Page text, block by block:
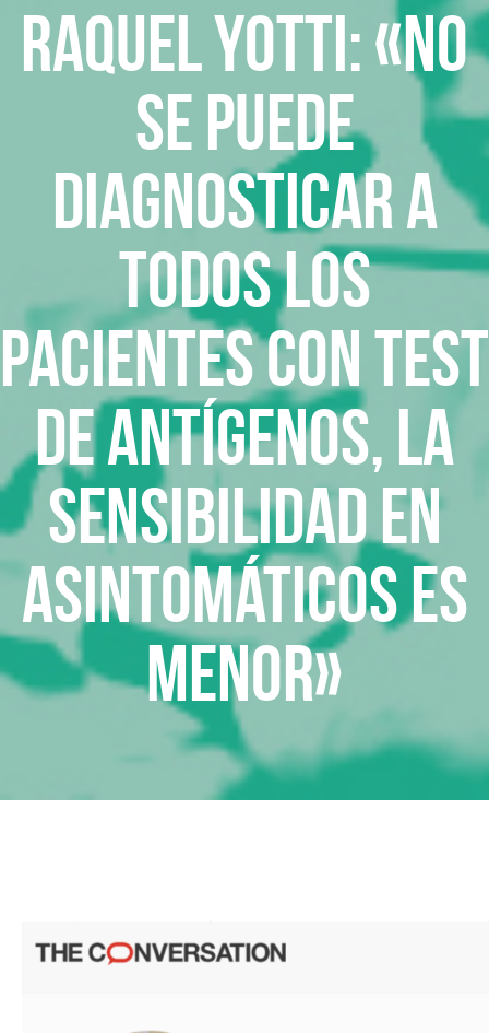
Raquel Yotti: «No
se puede
diagnosticar a
todos los
pacientes con test
de antígenos, la
sensibilidad en
asintomáticos es
menor»